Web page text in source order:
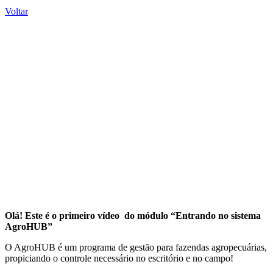
Voltar
Olá! Este é o primeiro vídeo do módulo “Entrando no sistema
AgroHUB”
O AgroHUB é um programa de gestão para fazendas agropecuárias,
propiciando o controle necessário no escritório e no campo!